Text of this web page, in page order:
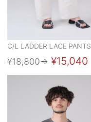
C/L LADDER LACE PANTS
¥18,800→ ¥15,040